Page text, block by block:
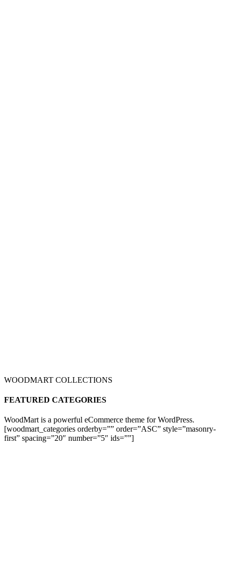
WOODMART COLLECTIONS
FEATURED CATEGORIES
WoodMart is a powerful eCommerce theme for WordPress.
[woodmart_categories orderby=”” order=”ASC” style=”masonry-
first” spacing=”20″ number=”5″ ids=””]